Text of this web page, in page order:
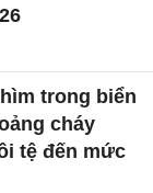
trong biển
cháy
tệ đến mức